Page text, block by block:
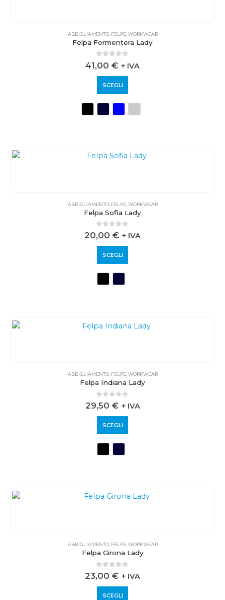
ABBIGLIAMENTO, FELPE, WORKWEAR
Felpa Formentera Lady
0out of 5
41,00 € + IVA
SCEGLI
ABBIGLIAMENTO, FELPE, WORKWEAR
Felpa Sofia Lady
0out of 5
20,00 € + IVA
SCEGLI
ABBIGLIAMENTO, FELPE,WORKWEAR
Felpa Indiana Lady
0out of 5
29,50 € + IVA
SCEGLI
ABBIGLIAMENTO, FELPE, WORKWEAR
Felpa Girona Lady
0out of 5
23,00 € + IVA
SCEGLI